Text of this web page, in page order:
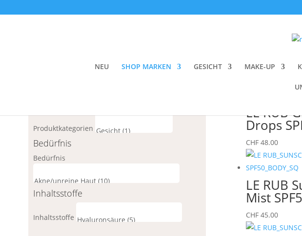
NEU SHOP MARKEN GESICHT MAKE-UP
Produktkategorien
Bedürfnis
Bedürfnis
Inhaltsstoffe
Inhaltsstoffe
Alle 10
LE RUB
Drops
CHF48.00
LE RUB
Mist
CHF45.00